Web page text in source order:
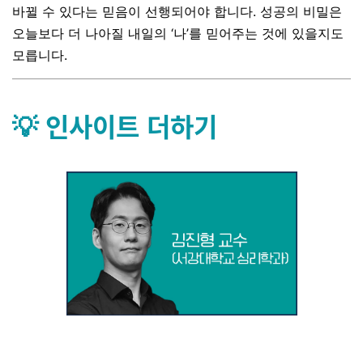
바뀔 수 있다는 믿음이 선행되어야 합니다. 성공의 비밀은
오늘보다 더 나아질 내일의 ‘나’를 믿어주는 것에 있을지도
모릅니다.
💡 인사이트 더하기